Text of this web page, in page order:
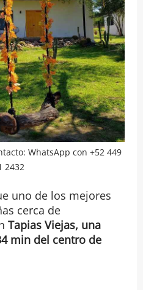
WhatsApp con +52 449
2432
uno de los mejores
cerca de
Tapias Viejas, una
min del centro de